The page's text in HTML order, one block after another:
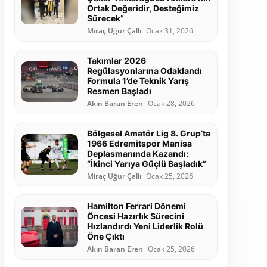
Ortak Değeridir, Desteğimiz
Sürecek”
Miraç Uğur Çallı Ocak 31, 2026
Takımlar 2026
Regülasyonlarına Odaklandı
Formula 1’de Teknik Yarış
Resmen Başladı
Akın Baran Eren Ocak 28, 2026
Bölgesel Amatör Lig 8. Grup’ta
1966 Edremitspor Manisa
Deplasmanında Kazandı:
“İkinci Yarıya Güçlü Başladık”
Miraç Uğur Çallı Ocak 25, 2026
Hamilton Ferrari Dönemi
Öncesi Hazırlık Sürecini
Hızlandırdı Yeni Liderlik Rolü
Öne Çıktı
Akın Baran Eren Ocak 25, 2026